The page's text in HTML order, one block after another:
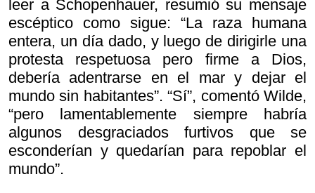
leer a Schopenhauer, resumió su mensaje
escéptico como sigue: “La raza humana
entera, un día dado, y luego de dirigirle una
protesta respetuosa pero firme a Dios,
debería adentrarse en el mar y dejar el
mundo sin habitantes”. “Sí”, comentó Wilde,
“pero lamentablemente siempre habría
algunos desgraciados furtivos que se
esconderían y quedarían para repoblar el
mundo”.